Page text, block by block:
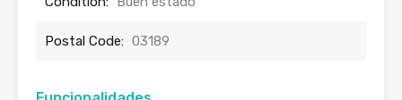
Postal Code: 03189